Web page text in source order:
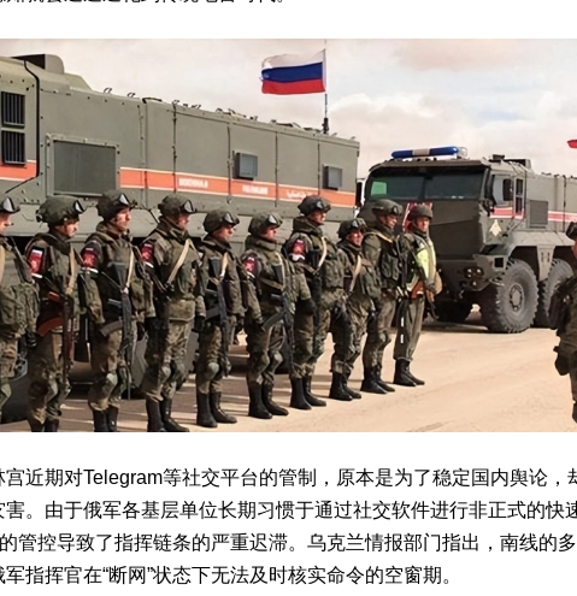
近期对Telegram等社交平台的管制，原本是为了稳定国内舆论，
。由于俄军各基层单位长期习惯于通过社交软件进行非正式的快
管控导致了指挥链条的严重迟滞。乌克兰情报部门指出，南线的
指挥官在“断网”状态下无法及时核实命令的空窗期。